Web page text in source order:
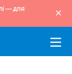
— для